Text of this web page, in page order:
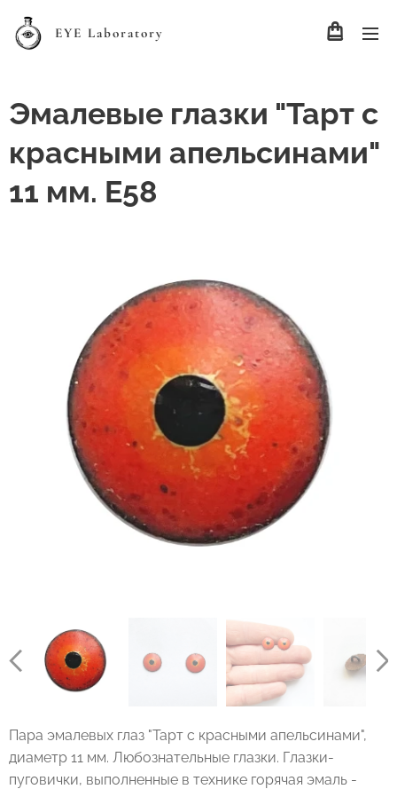
EYE Laboratory
Эмалевые глазки "Тарт с
красными апельсинами"
11 мм. Е58
Пара эмалевых глаз "Тарт с красными апельсинами",
диаметр 11 мм. Любознательные глазки. Глазки-
пуговички, выполненные в технике горячая эмаль -